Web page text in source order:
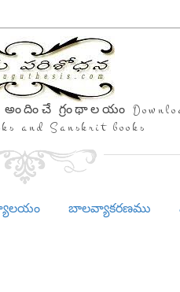
గ్రంథాలయం
and Sanskrit books
బాలవ్యాకరణము